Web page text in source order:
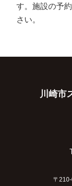
す。施設の予
さい。
川崎市
〒